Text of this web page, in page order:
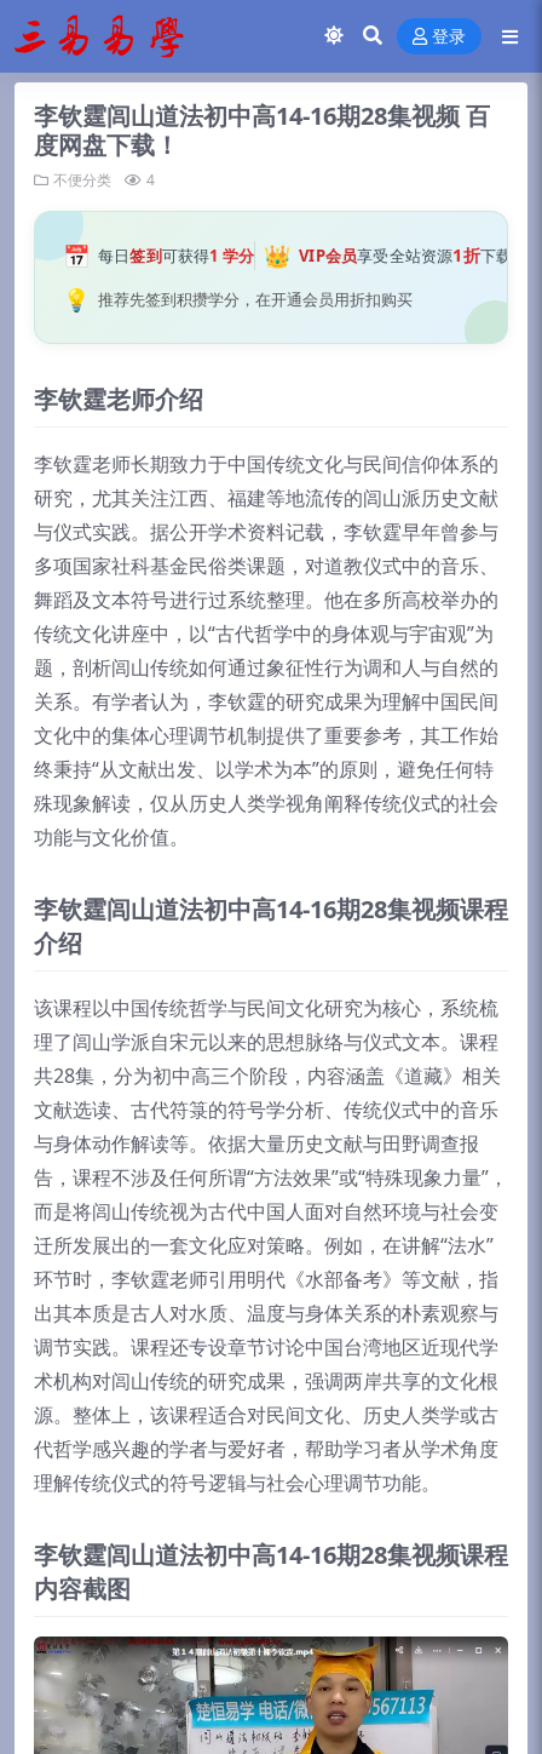
登录
李钦霆闾山道法初中高14-16期28集视频 百
度网盘下载！
不便分类 4
📅 每日签到可获得1 学分 👑 VIP会员享受全站资源1折下载
💡 推荐先签到积攒学分，在开通会员用折扣购买
李钦霆老师介绍
李钦霆老师长期致力于中国传统文化与民间信仰体系的
研究，尤其关注江西、福建等地流传的闾山派历史文献
与仪式实践。据公开学术资料记载，李钦霆早年曾参与
多项国家社科基金民俗类课题，对道教仪式中的音乐、
舞蹈及文本符号进行过系统整理。他在多所高校举办的
传统文化讲座中，以“古代哲学中的身体观与宇宙观”为
题，剖析闾山传统如何通过象征性行为调和人与自然的
关系。有学者认为，李钦霆的研究成果为理解中国民间
文化中的集体心理调节机制提供了重要参考，其工作始
终秉持“从文献出发、以学术为本”的原则，避免任何特
殊现象解读，仅从历史人类学视角阐释传统仪式的社会
功能与文化价值。
李钦霆闾山道法初中高14-16期28集视频课程
介绍
该课程以中国传统哲学与民间文化研究为核心，系统梳
理了闾山学派自宋元以来的思想脉络与仪式文本。课程
共28集，分为初中高三个阶段，内容涵盖《道藏》相关
文献选读、古代符箓的符号学分析、传统仪式中的音乐
与身体动作解读等。依据大量历史文献与田野调查报
告，课程不涉及任何所谓“方法效果”或“特殊现象力量”，
而是将闾山传统视为古代中国人面对自然环境与社会变
迁所发展出的一套文化应对策略。例如，在讲解“法水”
环节时，李钦霆老师引用明代《水部备考》等文献，指
出其本质是古人对水质、温度与身体关系的朴素观察与
调节实践。课程还专设章节讨论中国台湾地区近现代学
术机构对闾山传统的研究成果，强调两岸共享的文化根
源。整体上，该课程适合对民间文化、历史人类学或古
代哲学感兴趣的学者与爱好者，帮助学习者从学术角度
理解传统仪式的符号逻辑与社会心理调节功能。
李钦霆闾山道法初中高14-16期28集视频课程
内容截图